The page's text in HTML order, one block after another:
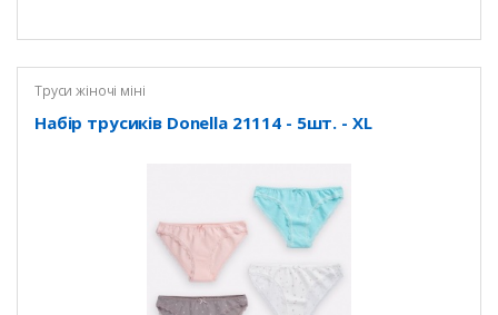
Труси жіночі міні
Набір трусиків Donella 21114 - 5шт. - XL